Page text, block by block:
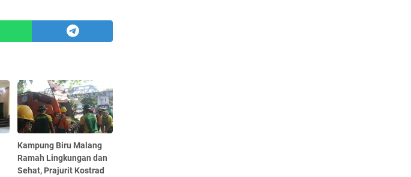
Kampung Biru Malang
Ramah Lingkungan dan
Sehat, Prajurit Kostrad